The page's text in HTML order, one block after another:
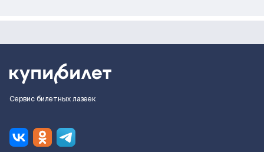
Сервис билетных лазеек